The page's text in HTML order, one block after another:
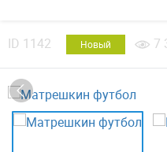
ID 1142 Новый 7